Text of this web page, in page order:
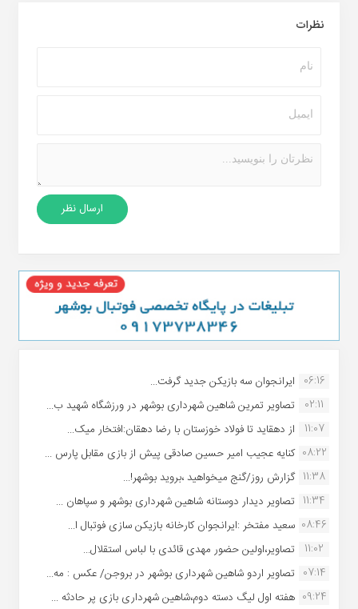
نظرات
06:16 ایرانجوان سه بازیکن جدید گرفت...
02:11
تصاویر تمرین شاهین شهردارى بوشهر در ورزشگاه شهید ب...
11:07
از دهقاید تا فولاد خوزستان با رضا دهقان:افتخار میک...
08:22 کنایه عجیب امیر حسین صادقی پیش از بازی مقابل پارس ...
11:38 گزارش روز/گنج میخواهید ،بروید بوشهر!...
11:34 تصاویر دیدار دوستانه شاهین شهردارى بوشهر و سپاهان ...
08:46 سعید مفتخر :ایرانجوان کارخانه بازیکن سازی فوتبال ا...
11:02
تصاویر،اولین حضور مهدی قائدی با لباس استقلال...
07:14 تصاویر اردو شاهین شهرداری بوشهر در بروجن/ عکس : مه...
09:24 هفته اول لیگ دسته دوم،شاهین شهرداری بازی پر حادثه ...